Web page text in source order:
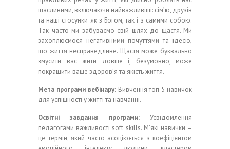
щасливими, включаючи найважливіші: сім’ю, друзів
та наші стосунки як з Богом, так і з самими собою.
Так часто ми забуваємо свій шлях до щастя. Ми
захоплюємося негативними почуттями та ідеєю,
що життя несправедливе. Щастя може буквально
змусити вас жити довше і, безумовно, може
покращити ваше здоров’я та якість життя.
Мета програми вебінару:Вивчення топ 5 навичок
для успішності у житті та навчанні.
Освітні завдання програми: Усвідомлення
педагогами важливості soft skills. М’які навички –
це термін, який часто асоціюється з коефіцієнтом